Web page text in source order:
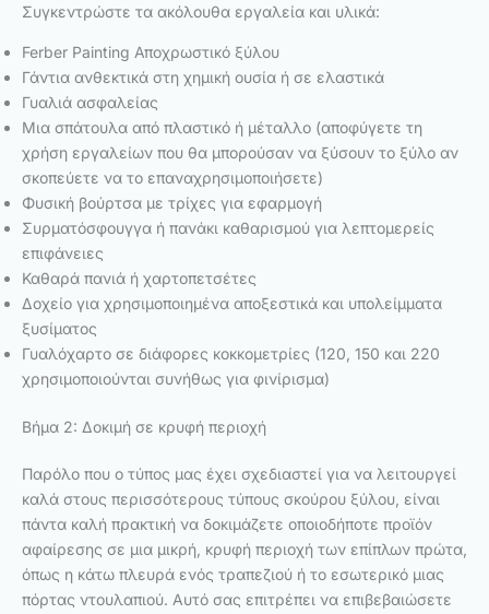
Συγκεντρώστε τα ακόλουθα εργαλεία και υλικά:
Ferber Painting Αποχρωστικό ξύλου
Γάντια ανθεκτικά στη χημική ουσία ή σε ελαστικά
Γυαλιά ασφαλείας
Μια σπάτουλα από πλαστικό ή μέταλλο (αποφύγετε τη
χρήση εργαλείων που θα μπορούσαν να ξύσουν το ξύλο αν
σκοπεύετε να το επαναχρησιμοποιήσετε)
Φυσική βούρτσα με τρίχες για εφαρμογή
Συρματόσφουγγα ή πανάκι καθαρισμού για λεπτομερείς
επιφάνειες
Καθαρά πανιά ή χαρτοπετσέτες
Δοχείο για χρησιμοποιημένα αποξεστικά και υπολείμματα
ξυσίματος
Γυαλόχαρτο σε διάφορες κοκκομετρίες (120, 150 και 220
χρησιμοποιούνται συνήθως για φινίρισμα)
Βήμα 2: Δοκιμή σε κρυφή περιοχή
Παρόλο που ο τύπος μας έχει σχεδιαστεί για να λειτουργεί
καλά στους περισσότερους τύπους σκούρου ξύλου, είναι
πάντα καλή πρακτική να δοκιμάζετε οποιοδήποτε προϊόν
αφαίρεσης σε μια μικρή, κρυφή περιοχή των επίπλων πρώτα,
όπως η κάτω πλευρά ενός τραπεζιού ή το εσωτερικό μιας
πόρτας ντουλαπιού. Αυτό σας επιτρέπει να επιβεβαιώσετε